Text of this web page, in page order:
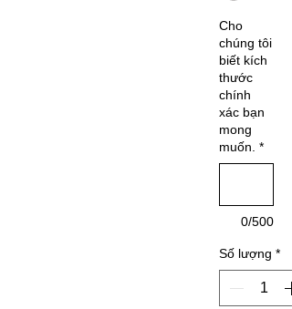
Cho
chúng tôi
biết kích
thước
chính
xác bạn
mong
muốn. *
0/500
Số lượng *